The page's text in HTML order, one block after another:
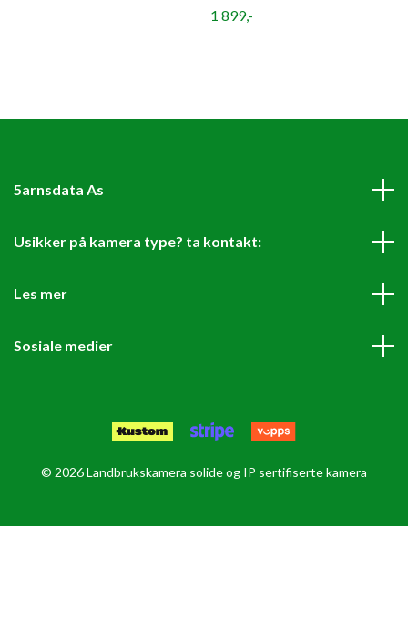
1 899,-
5arnsdata As
Usikker på kamera type? ta kontakt:
Les mer
Sosiale medier
© 2026 Landbrukskamera solide og IP sertifiserte kamera